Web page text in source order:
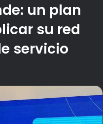
un plan
su red
servicio